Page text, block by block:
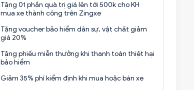
Tặng 01 phần quà trị giá lên tới 500k cho KH
mua xe thành công trên Zingxe
Tặng voucher bảo hiểm dân sự, vật chất giảm
giá 20%
Tặng phiếu miễn thưởng khi thanh toán thiệt hại
bảo hiểm
Giảm 35% phí kiểm định khi mua hoặc bán xe